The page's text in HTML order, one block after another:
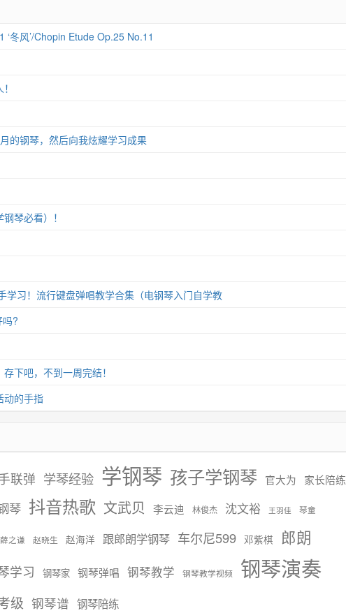
‘冬风’/Chopin Etude Op.25 No.11
的钢琴，然后向我炫耀学习成果
琴必看）！
学习！流行键盘弹唱教学合集（电钢琴入门自学教
?
下吧，不到一周完结！
动的手指
联弹 学琴经验 学钢琴 孩子学钢琴 官大为 家长陪练
琴 抖音热歌 文武贝 李云迪 林俊杰 沈文裕 王羽佳 琴童
薛之谦 赵晓生 赵海洋 跟郎朗学钢琴 车尔尼599 邓紫棋 郎朗
学习 钢琴家 钢琴弹唱 钢琴教学 钢琴教学视频 钢琴演奏
级 钢琴谱 钢琴陪练